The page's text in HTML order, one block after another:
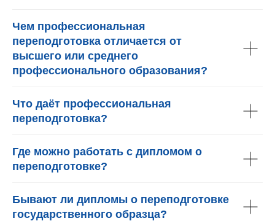
Чем профессиональная
переподготовка отличается от
высшего или среднего
профессионального образования?
Что даёт профессиональная
переподготовка?
Где можно работать с дипломом о
переподготовке?
Бывают ли дипломы о переподготовке
государственного образца?